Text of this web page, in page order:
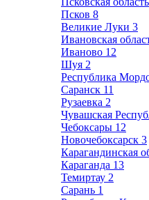
Псков 8
Великие Луки 3
Ивановская
Иваново 12
Шуя 2
Республика
Саранск 11
Рузаевка 2
Чувашская
Чебоксары 12
Новочебоксарск 3
Карагандинская
Караганда 13
Темиртау 2
Сарань 1